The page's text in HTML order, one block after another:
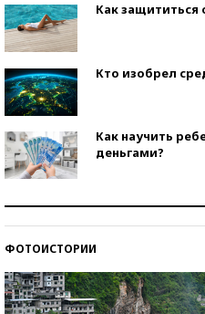
Как защититься
Кто изобрел
Как научить
деньгами?
ФОТОИСТОРИИ